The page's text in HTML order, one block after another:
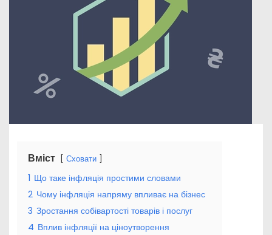
Вміст Сховати
1 Що таке інфляція простими словами
2 Чому інфляція напряму впливає на бізнес
3 Зростання собівартості товарів і послуг
4 Вплив інфляції на ціноутворення